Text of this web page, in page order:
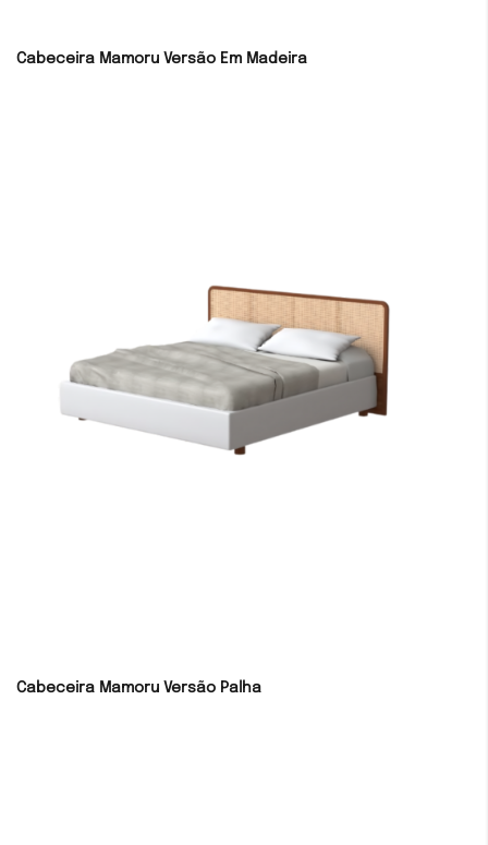
Cabeceira Mamoru Versão Em Madeira
Cabeceira Mamoru Versão Palha